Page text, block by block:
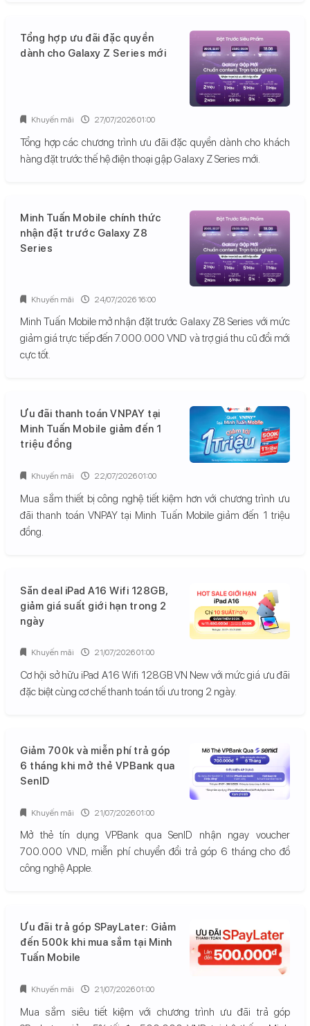
Tổng hợp ưu đãi đặc quyền
dành cho Galaxy Z Series mới
Tổng hợp các chương trình ưu đãi đặc quyền dành cho khách
hàng đặt trước thế hệ điện thoại gập Galaxy Z Series mới.
Khuyến mãi 27/07/2026 01:00
Minh Tuấn Mobile chính thức
nhận đặt trước Galaxy Z8
Series
Minh Tuấn Mobile mở nhận đặt trước Galaxy Z8 Series với mức
giảm giá trực tiếp đến 7.000.000 VND và trợ giá thu cũ đổi mới
cực tốt.
Khuyến mãi 24/07/2026 16:00
Ưu đãi thanh toán VNPAY tại
Minh Tuấn Mobile giảm đến 1
triệu đồng
Mua sắm thiết bị công nghệ tiết kiệm hơn với chương trình ưu
đãi thanh toán VNPAY tại Minh Tuấn Mobile giảm đến 1 triệu
đồng.
Khuyến mãi 22/07/2026 01:00
Săn deal iPad A16 Wifi 128GB,
giảm giá suất giới hạn trong 2
ngày
Cơ hội sở hữu iPad A16 Wifi 128GB VN New với mức giá ưu đãi
đặc biệt cùng cơ chế thanh toán tối ưu trong 2 ngày.
Khuyến mãi 21/07/2026 01:00
Giảm 700k và miễn phí trả góp
6 tháng khi mở thẻ VPBank qua
SenID
Mở thẻ tín dụng VPBank qua SenID nhận ngay voucher
700.000 VND, miễn phí chuyển đổi trả góp 6 tháng cho đồ
công nghệ Apple.
Khuyến mãi 21/07/2026 01:00
Ưu đãi trả góp SPayLater: Giảm
đến 500k khi mua sắm tại Minh
Tuấn Mobile
Mua sắm siêu tiết kiệm với chương trình ưu đãi trả góp
Khuyến mãi 21/07/2026 01:00